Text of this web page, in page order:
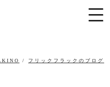
/ フリックフラックのブログ